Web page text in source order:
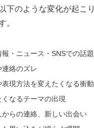
下のような変化が起こ
。
報・ニュース・SNSでの話
絡のズレ
現方法を変えたくなる衝動
なるテーマの出現
らの連絡、新しい出会い